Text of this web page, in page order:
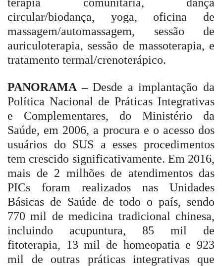
circular/biodança, yoga, oficina de
massagem/automassagem, sessão de
auriculoterapia, sessão de massoterapia, e
tratamento termal/crenoterápico.
PANORAMA –Desde a implantação da
Política Nacional de Práticas Integrativas
e Complementares, do Ministério da
Saúde, em 2006, a procura e o acesso dos
usuários do SUS a esses procedimentos
tem crescido significativamente. Em 2016,
mais de 2 milhões de atendimentos das
PICs foram realizados nas Unidades
Básicas de Saúde de todo o país, sendo
770 mil de medicina tradicional chinesa,
incluindo acupuntura, 85 mil de
fitoterapia, 13 mil de homeopatia e 923
mil de outras práticas integrativas que